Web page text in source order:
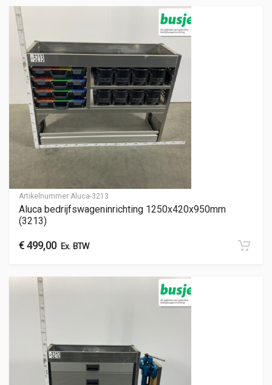
Artikelnummer Aluca-3213
Aluca bedrijfswageninrichting 1250x420x950mm
(3213)
€499,00Ex. BTW